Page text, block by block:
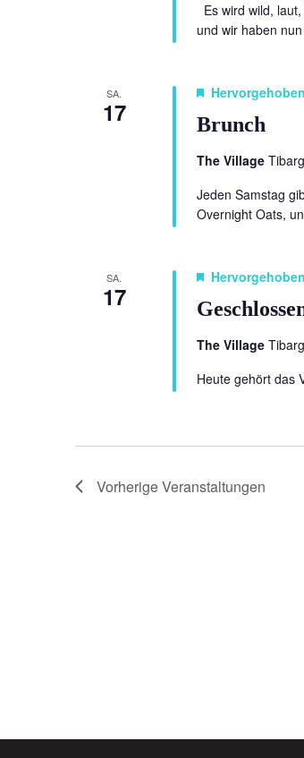
Es wird wild,
und wir haben
SA.
17 Brunch
Hervorgehoben
The Village
Jeden Samstag
Overnight Oats,
SA.
17
Hervorgehoben
The Village
Heute gehört das
VorherigeVeranstaltungen